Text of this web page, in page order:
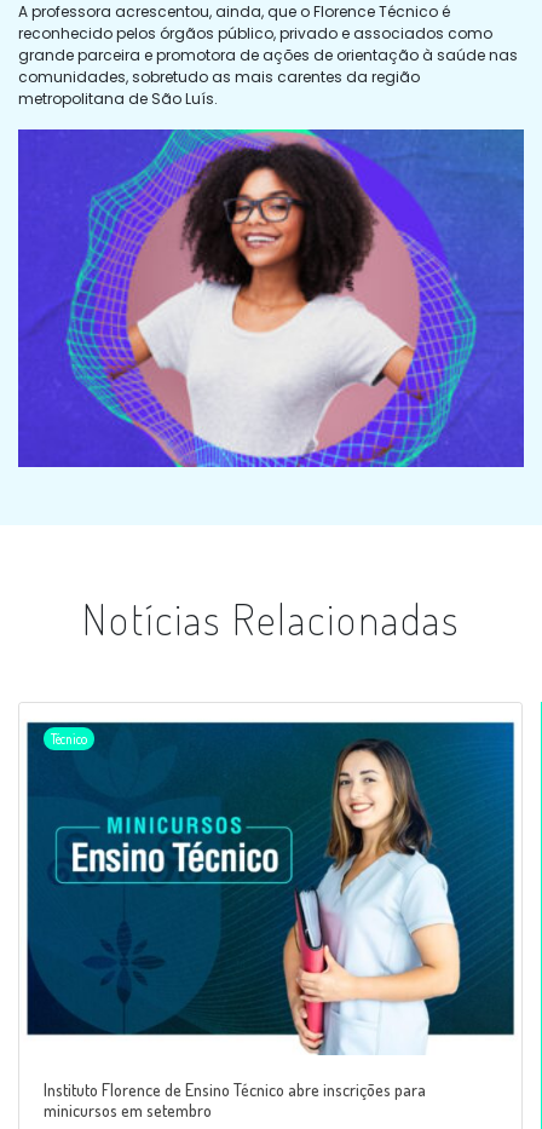
A professora acrescentou, ainda, que o Florence Técnico é
reconhecido pelos órgãos público, privado e associados como
grande parceira e promotora de ações de orientação à saúde nas
comunidades, sobretudo as mais carentes da região
metropolitana de São Luís.
Notícias Relacionadas
Técnico
Instituto Florence de Ensino Técnico abre inscrições para
minicursos em setembro